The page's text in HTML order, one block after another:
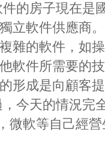
的房子現在是
立軟件供應商
雜的軟件，如
軟件所需要的
形成是向顧客
今天的情況完
微軟等自己經